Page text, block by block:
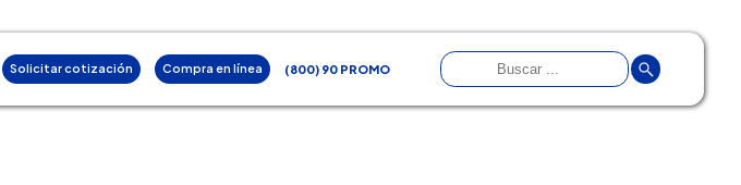
Solicitar cotización Compra en línea (800) 90 PROMO